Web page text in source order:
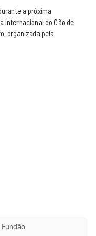
a próxima
Internacional do Cão de
organizada pela
Fundão